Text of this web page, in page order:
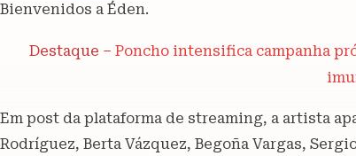
Bienvenidos a Éden.
Destaque –Poncho intensifica campanha
Em post da plataforma de streaming, a artista
Rodríguez, Berta Vázquez, Begoña Vargas,